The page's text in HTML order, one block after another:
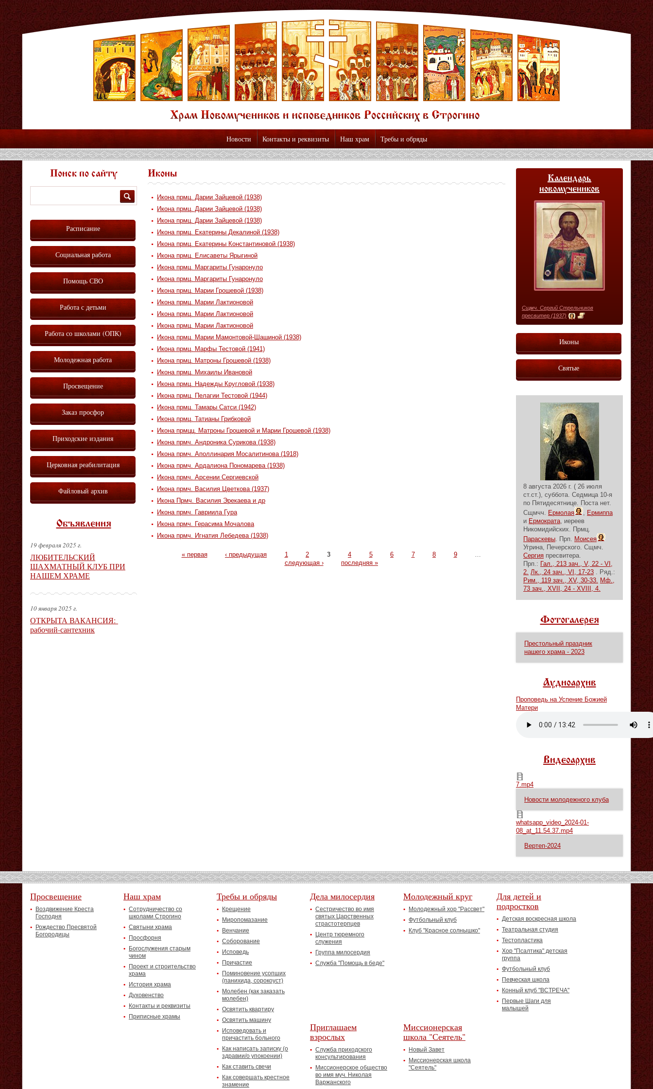
Новости Контакты и реквизиты Наш храм Требы и обряды
Иконы
Икона прмц. Дарии Зайцевой (1938)
Икона прмц. Дарии Зайцевой (1938)
Икона прмц. Дарии Зайцевой (1938)
Икона прмц. Екатерины Декалиной (1938)
Икона прмц. Екатерины Константиновой (1938)
Икона прмц. Елисаветы Ярыгиной
Икона прмц. Маргариты Гунаронуло
Икона прмц. Маргариты Гунаронуло
Икона прмц. Марии Грошевой (1938)
Икона прмц. Марии Лактионовой
Икона прмц. Марии Лактионовой
Икона прмц. Марии Лактионовой
Икона прмц. Марии Мамонтовой-Шашиной (1938)
Икона прмц. Марфы Тестовой (1941)
Икона прмц. Матроны Грошевой (1938)
Икона прмц. Михаилы Ивановой
Икона прмц. Надежды Кругловой (1938)
Икона прмц. Пелагии Тестовой (1944)
Икона прмц. Тамары Сатси (1942)
Икона прмц. Татианы Грибковой
Икона прмцц. Матроны Грошевой и Марии Грошевой (1938)
Икона прмч. Андроника Сурикова (1938)
Икона прмч. Аполлинария Мосалитинова (1918)
Икона прмч. Ардалиона Пономарева (1938)
Икона прмч. Арсении Сергиевской
Икона прмч. Василия Цветкова (1937)
Икона Прмч. Василия Эрекаева и др
Икона прмч. Гавриила Гура
Икона прмч. Герасима Мочалова
Икона прмч. Игнатия Лебедева (1938)
« первая ‹ предыдущая 1 2 3 4 5 6 7 8 9
следующая ›
последняя »
Поиск по сайту
Расписание
Социальная работа
Помощь СВО
Работа с детьми
Работа со школами (ОПК)
Молодежная работа
Просвещение
Заказ просфор
Приходские издания
Церковная реабилитация
Файловый архив
Объявления
19 февраля 2025 г.
ЛЮБИТЕЛЬСКИЙ
ШАХМАТНЫЙ КЛУБ ПРИ
НАШЕМ ХРАМЕ
10 января 2025 г.
ОТКРЫТА ВАКАНСИЯ:
рабочий-сантехник
Календарь
новомучеников
Сщмч. Сергий Стрельников
пресвитер (1937)
Иконы
Святые
8 августа 2026 г. ( 26 июля
ст.ст.), суббота. Седмица 10-я
по Пятидесятнице. Поста нет.
Сщмчч. Ермолая , Ермиппа
и Ермократа, иереев
Никомидийских. Прмц.
Параскевы. Прп. Моисея
Угрина, Печерского. Сщмч.
Сергия пресвитера.
Прп.: Гал., 213 зач., V, 22 - VI,
2. Лк., 24 зач., VI, 17-23 . Ряд.:
Рим., 119 зач., XV, 30-33. Мф.,
73 зач., XVII, 24 - XVIII, 4.
Фотогалерея
Престольный праздник
нашего храма - 2023
Аудиоархив
Проповедь на Успение Божией
Матери
Видеоархив
7.mp4
7.mp4
Новости молодежного клуба
whatsapp_video_2024-01-08_at_11.54.37.mp4
whatsapp_video_2024-01-
08_at_11.54.37.mp4
Вертеп-2024
Просвещение
Воздвижение Креста
Господня
Рождество Пресвятой
Богородицы
Наш храм
Сотрудничество со
школами Строгино
Святыни храма
Просфорня
Богослужения старым
чином
Проект и строительство
храма
История храма
Духовенство
Контакты и реквизиты
Приписные храмы
Требы и обряды
Крещение
Миропомазание
Венчание
Соборование
Исповедь
Причастие
Поминовение усопших
(панихида, сорокоуст)
Молебен (как заказать
молебен)
Освятить квартиру
Освятить машину
Исповедовать и
причастить больного
Как написать записку (о
здравии/о упокоении)
Как ставить свечи
Как совершать крестное
знамение
Дела милосердия
Сестричество во имя
святых Царственных
страстотерпцев
Центр тюремного
служения
Группа милосердия
Служба "Помощь в беде"
Молодежный круг
Молодежный хор "Рассвет"
Футбольный клуб
Клуб "Красное солнышко"
Для детей и
подростков
Детская воскресная школа
Театральная студия
Тестопластика
Хор "Псалтика" детская
группа
Футбольный клуб
Певческая школа
Конный клуб "ВСТРЕЧА"
Первые Шаги для
малышей
Приглашаем
взрослых
Служба приходского
консультирования
Миссионерское общество
во имя муч. Николая
Варжанского
Миссионерская
школа "Сеятель"
Новый Завет
Миссионерская школа
"Сеятель"